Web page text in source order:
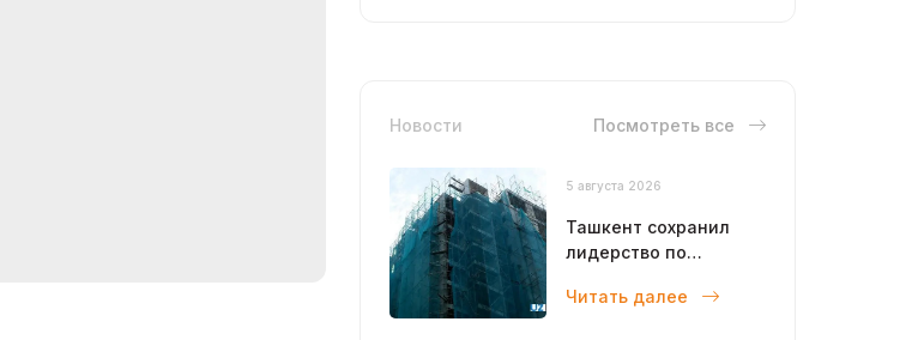
Новости Посмотреть все
5 августа 2026
Ташкент сохранил
лидерство по
строительства
Читать далее